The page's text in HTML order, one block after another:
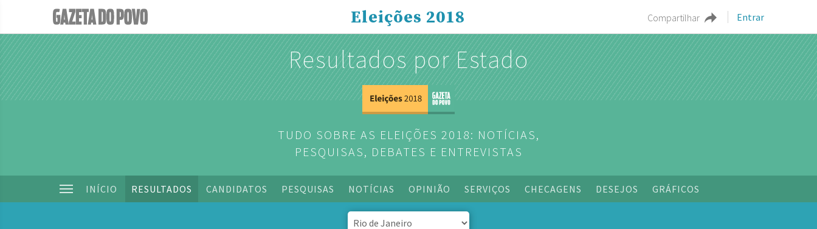
Compartilhar Entrar
Eleições 2018
Resultados por Estado
TUDO SOBRE AS ELEIÇÕES 2018: NOTÍCIAS,
PESQUISAS, DEBATES E ENTREVISTAS
INÍCIO RESULTADOS CANDIDATOS PESQUISAS NOTÍCIAS OPINIÃO SERVIÇOS CHECAGENS DESEJOS GRÁFICOS